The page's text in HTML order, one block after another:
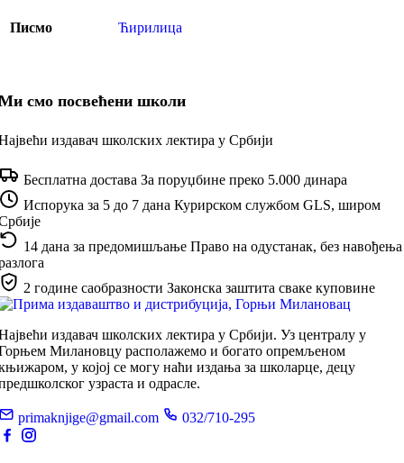
Писмо Ћирилица
смо посвећени школи
издавач школских лектира у Србији
Бесплатна достава За поруџбине преко 5.000 динара
Испорука за 5 до 7 дана Курирском службом GLS, широм
14 дана за предомишљање Право на одустанак, без навођења
2 године саобразности Законска заштита сваке куповине
издавач школских лектира у Србији. Уз централу у
Милановцу располажемо и богато опремљеном
у којој се могу наћи издања за школарце, децу
узраста и одрасле.
primaknjige@gmail.com 032/710-295